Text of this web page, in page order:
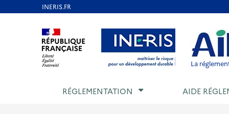
Aller au contenu Aller au menu Aller au
La
RÉGLEMENTATION AIDE